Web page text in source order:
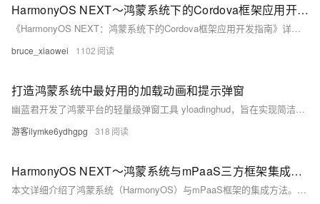
HarmonyOS NEXT～鸿蒙系统下的Cordova框架应用开发指南
《HarmonyOS NEXT：鸿蒙系统下的Cordova框架应用开发指南》详细介绍如何将Cordova应用适配到鸿蒙系统。文章涵盖兼容性分析、环境配置、特性适配、性能优化及发布调试等内容。尽管Cordova官方暂无直接支持，但通过Cordova-Android平台与定制插件可实现功能扩展。开发者需注意性能差异，并借助插件机制融入鸿蒙特色功能，如服务卡片和分布式能力。未来，随着鸿蒙生态完善，Cordova在该平台的应用将更加广泛且高效。
bruce_xiaowei 1102
打造鸿蒙系统中最好用的加载动画和提示弹窗
幽蓝君开发了鸿蒙平台的轻量级弹窗工具 yloadinghud，旨在实现简洁优雅的提示交互。无需在每个页面重复初始化，只需一行代码即可展示加载动画或提示弹窗。支持多种类型，如成功、失败提示及文字弹窗，且具备自动消失功能，使用便捷。项目已上传至 ohpm 仓库，欢迎搜索体验并提出宝贵建议。#三方SDK #工具效率
游客ilymke6ydhgpg 318
HarmonyOS NEXT～鸿蒙系统与mPaaS三方框架集成指南
本文详细介绍了鸿蒙系统（HarmonyOS）与mPaaS框架的集成方法。鸿蒙系统作为华为开发的分布式操作系统，具备分布式架构、微内核设计等特性；mPaaS是蚂蚁金服推出的移动开发平台，提供金融级组件和全生命周期管理能力。文章从环境准备、核心功能集成（如初始化、用户认证、支付功能）、适配问题解决到调试测试及最佳实践，全方位指导开发者高效集成两者。通过遵循指南，可充分利用鸿蒙的特性和mPaaS的金融能力，构建高性能、高安全性的应用，同时避免常见兼容性问题，缩短开发周期。